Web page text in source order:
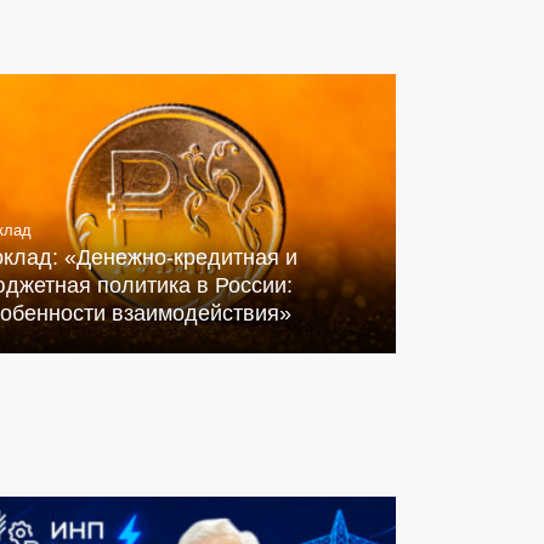
«Денежно-кредитная и
политика в России:
взаимодействия»